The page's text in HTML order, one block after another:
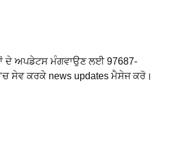
ਦੇ ਅਪਡੇਟਸ ਮੰਗਵਾਉਣ ਲਈ 97687-
ਸੇਵ ਕਰਕੇ news updates ਮੈਸੇਜ ਕਰੋ।